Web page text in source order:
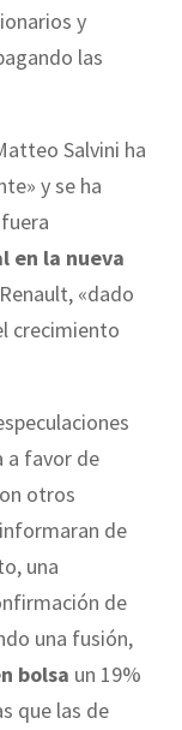
y
las
Salvini ha
y se ha
en la nueva
«dado
crecimiento
a favor de
otros
de
una
de
una fusión,
bolsa un 19%
que las de